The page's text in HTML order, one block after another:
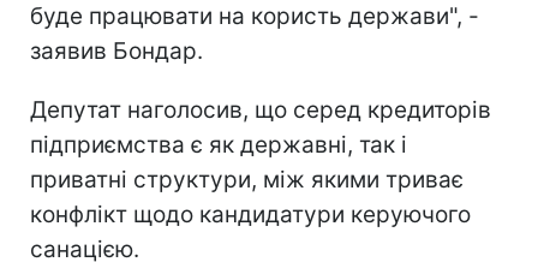
буде працювати на користь держави", -
заявив Бондар.
Депутат наголосив, що серед кредиторів
підприємства є як державні, так і
приватні структури, між якими триває
конфлікт щодо кандидатури керуючого
санацією.